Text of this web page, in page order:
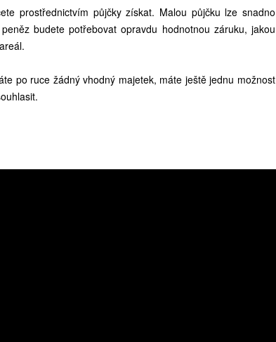
prostřednictvím půjčky získat. Malou půjčku lze snadno
budete potřebovat opravdu hodnotnou záruku, jakou
po ruce žádný vhodný majetek, máte ještě jednu možnost